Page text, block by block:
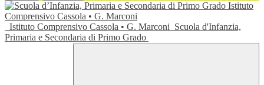
Istituto Comprensivo Cassola • G. Marconi Scuola d'Infanzia,
Primaria e Secondaria di Primo Grado